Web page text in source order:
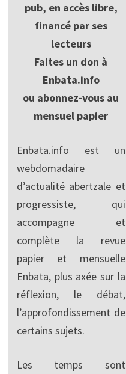
pub, en accès libre,
financé par ses
lecteurs
Faites un don à
Enbata.info
ou abonnez-vous au
mensuel papier
Enbata.info est un
webdomadaire
d’actualité abertzale et
progressiste, qui
accompagne et
complète la revue
papier et mensuelle
Enbata, plus axée sur la
réflexion, le débat,
l’approfondissement de
certains sujets.
Les temps sont